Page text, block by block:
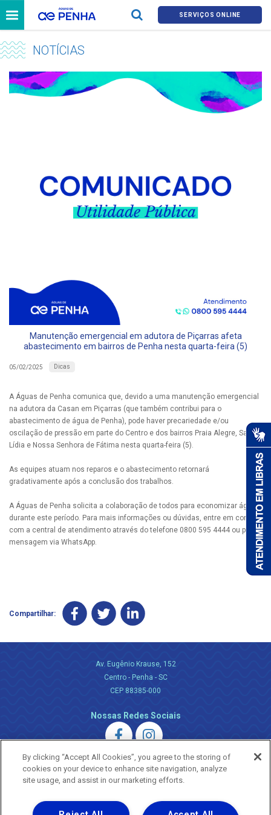
SERVIÇOS ONLINE
NOTÍCIAS
Manutenção emergencial em adutora de Piçarras afeta
abastecimento em bairros de Penha nesta quarta-feira (5)
05/02/2025 Dicas
A Águas de Penha comunica que, devido a uma manutenção emergencial
na adutora da Casan em Piçarras (que também contribui para o
abastecimento de água de Penha), pode haver precariedade e/ou
oscilação de pressão em parte do Centro e dos bairros Praia Alegre, Santa
Lídia e Nossa Senhora de Fátima nesta quarta-feira (5).
As equipes atuam nos reparos e o abastecimento retornará
gradativamente após a conclusão dos trabalhos.
A Águas de Penha solicita a colaboração de todos para economizar água
durante este período. Para mais informações ou dúvidas, entre em contato
com a central de atendimento através do telefone 0800 595 4444 ou por
mensagem via WhatsApp.
Compartilhar:
Av. Eugênio Krause, 152
Centro - Penha - SC
CEP 88385-000
Nossas Redes Sociais
Uma empresa
Copyright ® 2026 - Todos os Direitos Reservados.
By clicking “Accept All Cookies”, you agree to the storing of
cookies on your device to enhance site navigation, analyze
site usage, and assist in our marketing efforts.